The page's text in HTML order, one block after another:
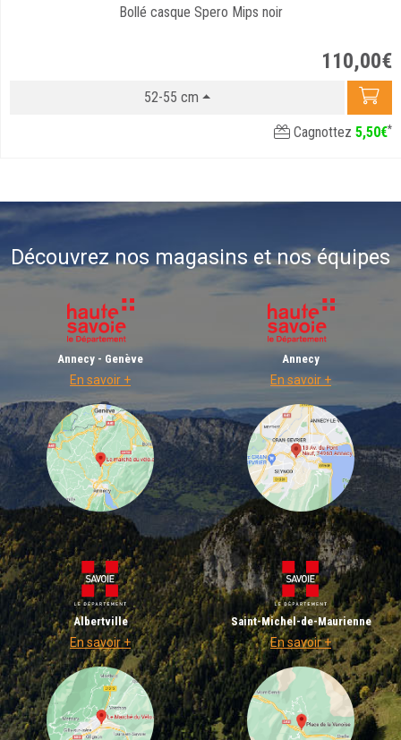
Bollé casque Spero Mips noir
110,00€
52-55 cm
Cagnottez 5,50€*
Découvrez nos magasins et nos équipes
Annecy - Genève
En savoir +
Annecy
En savoir +
Albertville
En savoir +
Saint-Michel-de-Maurienne
En savoir +